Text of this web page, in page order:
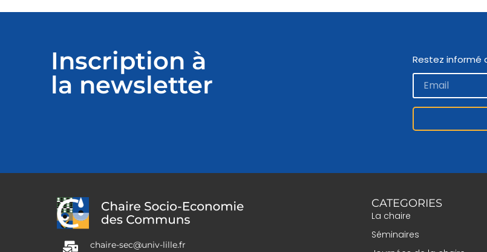
Inscription à
la newsletter
Restez informé
chaire-sec@univ-lille.fr
CATEGORIES
La chaire
Séminaires